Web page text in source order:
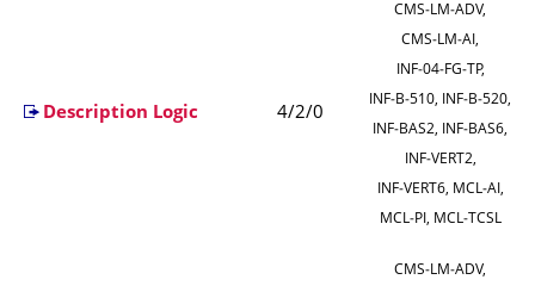
Description Logic 4/2/0
CMS‑LM‑ADV,
CMS‑LM‑AI,
INF‑04‑FG‑TP,
INF‑B‑510, INF‑B‑520,
INF‑BAS2, INF‑BAS6,
INF‑VERT2,
INF‑VERT6, MCL‑AI,
MCL‑PI, MCL‑TCSL
CMS‑LM‑ADV,